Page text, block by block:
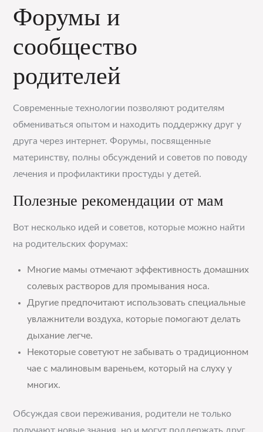
Форумы и
сообщество
родителей
Современные технологии позволяют родителям
обмениваться опытом и находить поддержку друг у
друга через интернет. Форумы, посвященные
материнству, полны обсуждений и советов по поводу
лечения и профилактики простуды у детей.
Полезные рекомендации от мам
Вот несколько идей и советов, которые можно найти
на родительских форумах:
Многие мамы отмечают эффективность домашних
солевых растворов для промывания носа.
Другие предпочитают использовать специальные
увлажнители воздуха, которые помогают делать
дыхание легче.
Некоторые советуют не забывать о традиционном
чае с малиновым вареньем, который на слуху у
многих.
Обсуждая свои переживания, родители не только